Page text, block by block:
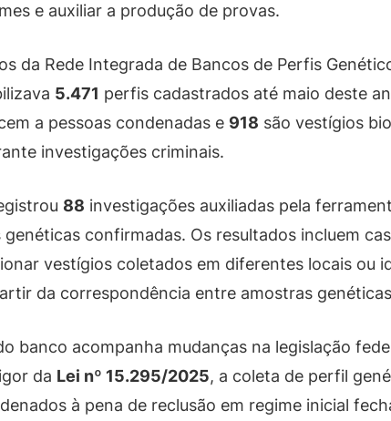
e auxiliar a produção de provas.
da Rede Integrada de Bancos de Perfis
5.471 perfis cadastrados até maio deste
a pessoas condenadas e 918 são vestígios
investigações criminais.
88 investigações auxiliadas pela
confirmadas. Os resultados incluem
vestígios coletados em diferentes locais ou
da correspondência entre amostras
banco acompanha mudanças na legislação
da Lei nº 15.295/2025, a coleta de perfil
à pena de reclusão em regime inicial